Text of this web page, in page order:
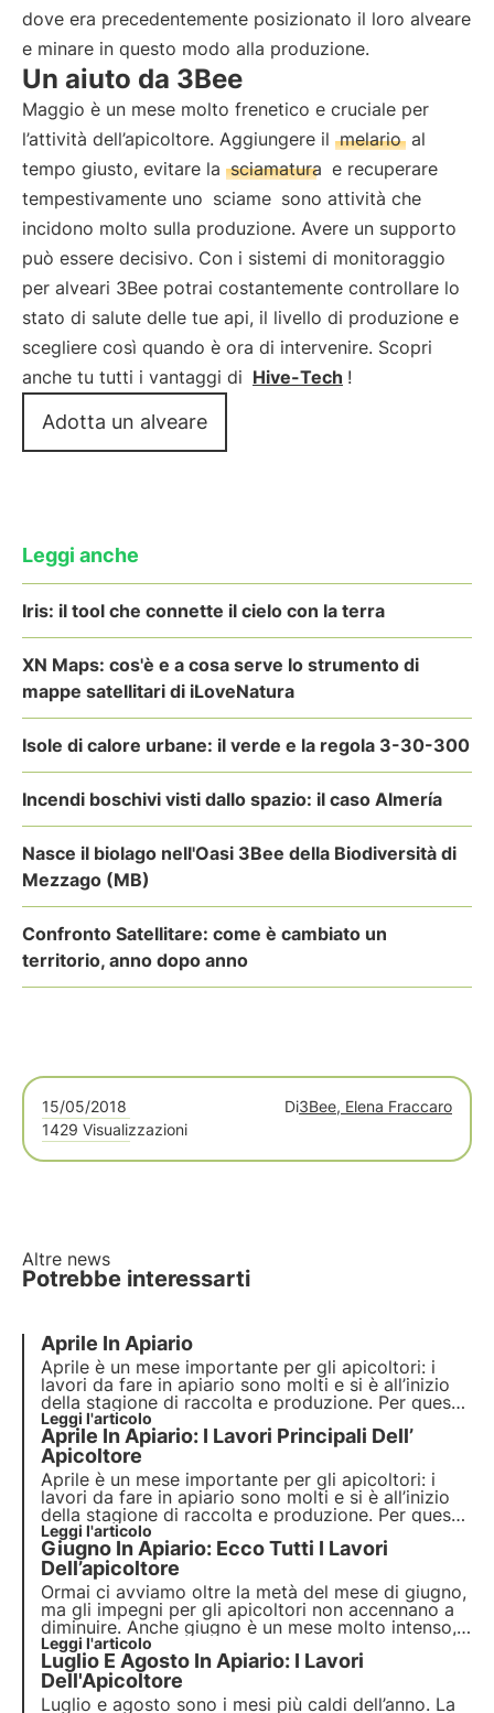
dove era precedentemente posizionato il loro alveare
e minare in questo modo alla produzione.
Un aiuto da 3Bee
Maggio è un mese molto frenetico e cruciale per
l’attività dell’apicoltore. Aggiungere il melario al
tempo giusto, evitare la sciamatura e recuperare
tempestivamente uno sciame sono attività che
incidono molto sulla produzione. Avere un supporto
può essere decisivo. Con i sistemi di monitoraggio
per alveari 3Bee potrai costantemente controllare lo
stato di salute delle tue api, il livello di produzione e
scegliere così quando è ora di intervenire. Scopri
anche tu tutti i vantaggi di Hive-Tech !
Adotta un alveare
Leggi anche
Iris: il tool che connette il cielo con la terra
XN Maps: cos'è e a cosa serve lo strumento di
mappe satellitari di iLoveNatura
Isole di calore urbane: il verde e la regola 3-30-300
Incendi boschivi visti dallo spazio: il caso Almería
Nasce il biolago nell'Oasi 3Bee della Biodiversità di
Mezzago (MB)
Confronto Satellitare: come è cambiato un
territorio, anno dopo anno
15/05/2018 Di3Bee, Elena Fraccaro
1429 Visualizzazioni
Altre news
Potrebbe interessarti
Aprile In Apiario
Aprile è un mese importante per gli apicoltori: i
lavori da fare in apiario sono molti e si è all’inizio
della stagione di raccolta e produzione. Per questo
motivo è molto importante sapere quali sono gli
interventi che devono essere fatti per poter avere
delle famiglie nelle migliori condizioni.
Leggi l'articolo
Aprile In Apiario: I Lavori Principali Dell’
Apicoltore
Aprile è un mese importante per gli apicoltori: i
lavori da fare in apiario sono molti e si è all’inizio
della stagione di raccolta e produzione. Per questo
motivo è molto importante sapere quali sono gli
interventi che devono essere fatti per poter avere
delle famiglie nelle migliori condizioni.
Leggi l'articolo
Giugno In Apiario: Ecco Tutti I Lavori
Dell’apicoltore
Ormai ci avviamo oltre la metà del mese di giugno,
ma gli impegni per gli apicoltori non accennano a
diminuire. Anche giugno è un mese molto intenso,
caratterizzato da molte fioriture e destinato ad
alcuni tipi di lavori di grande importanza per
preservare la salute della famiglia.
Leggi l'articolo
Luglio E Agosto In Apiario: I Lavori
Dell'Apicoltore
Luglio e agosto sono i mesi più caldi dell’anno. La